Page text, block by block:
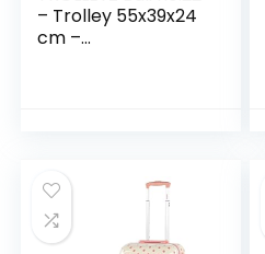
– Trolley 55x39x24
cm –
Grey